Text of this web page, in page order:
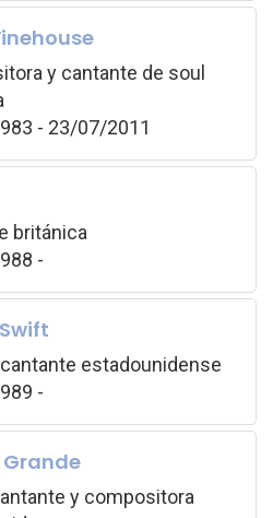
y cantante de soul
- 23/07/2011
británica
-
estadounidense
-
y compositora